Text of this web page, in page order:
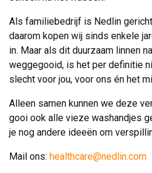
Als familiebedrijf is Nedlin
daarom kopen wij sinds enkele
in. Maar als dit duurzaam linnen
weggegooid, is het per definitie
slecht voor jou, voor ons én het
Alleen samen kunnen we deze
gooi ook alle vieze washandjes
je nog andere ideeën om
Mail ons: healthcare@nedlin.com